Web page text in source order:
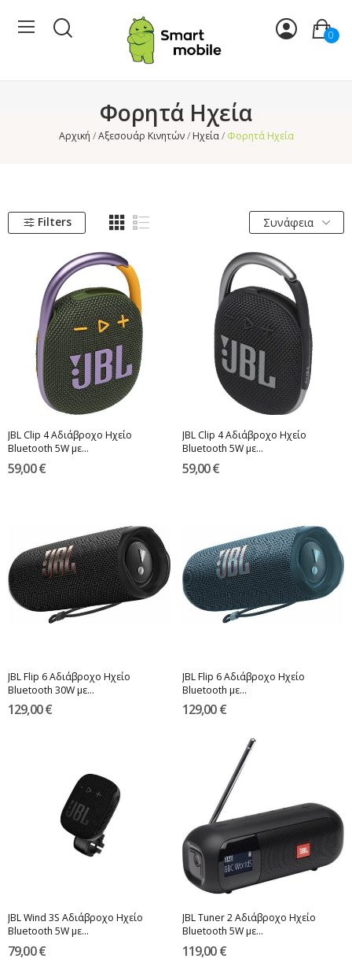
0
Φορητά Ηχεία
Αρχική Αξεσουάρ Κινητών Ηχεία Φορητά Ηχεία
Filters Συνάφεια
JBL Clip 4 Αδιάβροχο Ηχείο
Bluetooth 5W με...
59,00 €
JBL Clip 4 Αδιάβροχο Ηχείο
Bluetooth 5W με...
59,00 €
JBL Flip 6 Αδιάβροχο Ηχείο
Bluetooth 30W με...
129,00 €
JBL Flip 6 Αδιάβροχο Ηχείο
Bluetooth με...
129,00 €
JBL Wind 3S Αδιάβροχο Ηχείο
Bluetooth 5W με...
79,00 €
JBL Tuner 2 Αδιάβροχο Ηχείο
Bluetooth 5W με...
119,00 €